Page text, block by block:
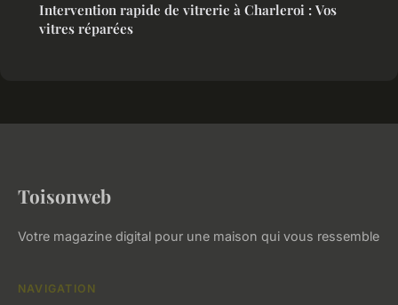
Intervention rapide de vitrerie à Charleroi : Vos
vitres réparées
Toisonweb
Votre magazine digital pour une maison qui vous ressemble
NAVIGATION